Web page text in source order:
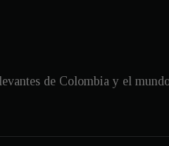
de Colombia y el